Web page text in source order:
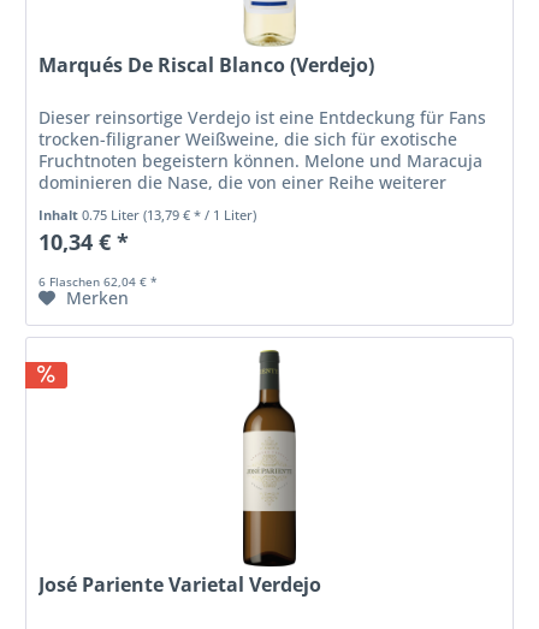
Marqués De Riscal Blanco (Verdejo)
Dieser reinsortige Verdejo ist eine Entdeckung für Fans
trocken-filigraner Weißweine, die sich für exotische
Fruchtnoten begeistern können. Melone und Maracuja
dominieren die Nase, die von einer Reihe weiterer
Aromen begleitet wird....
Inhalt0.75 Liter(13,79 € * / 1 Liter)
10,34 € *
6 Flaschen 62,04 € *
Merken
José Pariente Varietal Verdejo